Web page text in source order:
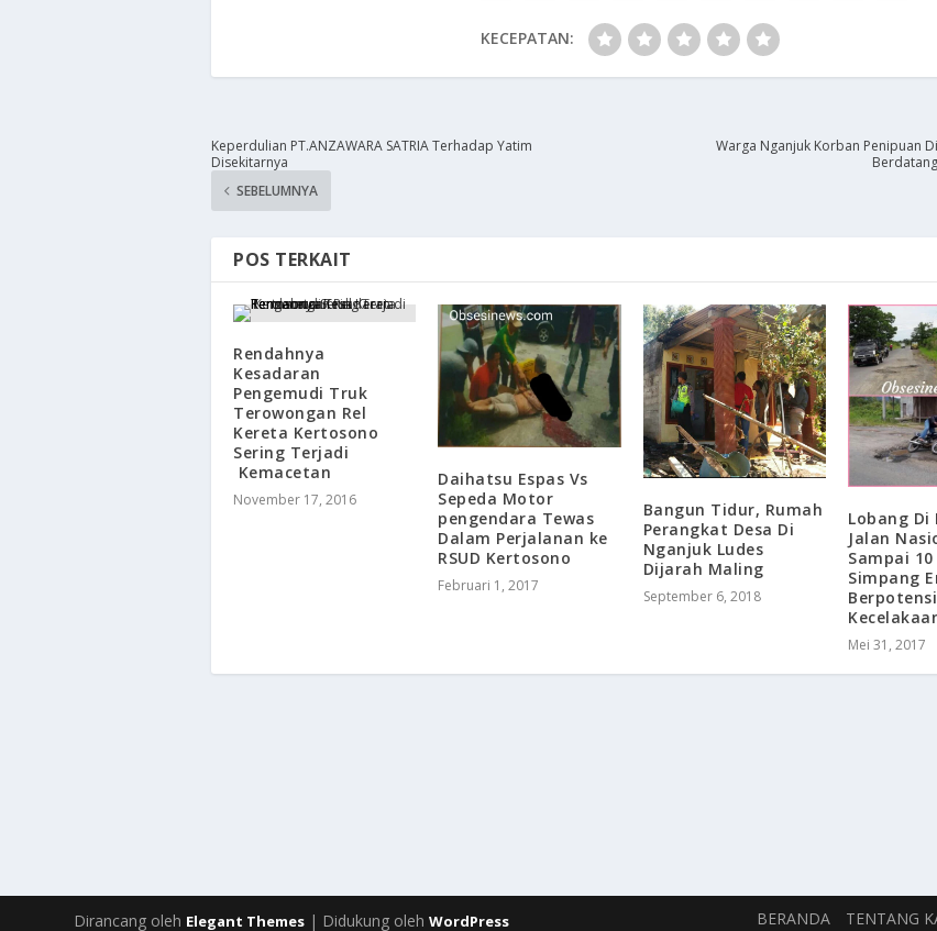
KECEPATAN:
Keperdulian PT.ANZAWARA SATRIA Terhadap Yatim
Disekitarnya
SEBELUMNYA
Warga Nganjuk Korban Penipuan
POS TERKAIT
​Rendahnya
Kesadaran
Pengemudi Truk
Terowongan Rel
Kereta Kertosono
Sering Terjadi
Kemacetan
November 17, 2016
​Daihatsu Espas Vs
Sepeda Motor
pengendara Tewas
Dalam Perjalanan ke
RSUD Kertosono
Februari 1, 2017
Bangun Tidur, Rumah
Perangkat Desa Di
Nganjuk Ludes
Dijarah Maling
September 6, 2018
Lobang Di
Jalan
Sampai
Simpang
Mei 31, 2017
Dirancang oleh Elegant Themes | Didukung olehWordPress BERANDA TENTANG